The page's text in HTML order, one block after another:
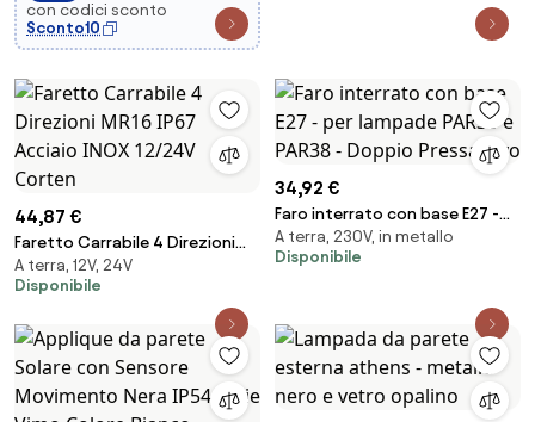
con codici sconto
Sconto10
44,87 €
Faretto Carrabile 4 Direzioni
MR16 IP67 Acciaio INOX 12/24V
Corten
A terra, 12V, 24V
Disponibile
34,92 €
Faro interrato con base E27 -
per lampade PAR30 e PAR38 -
Doppio Pressacavo
A terra, 230V, in metallo
Disponibile